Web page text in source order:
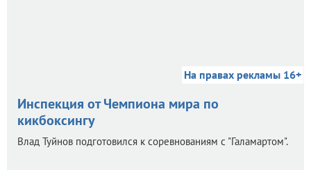
На правах рекламы 16+
Инспекция от Чемпиона мира по
кикбоксингу
Влад Туйнов подготовился к соревнованиям с "Галамартом".